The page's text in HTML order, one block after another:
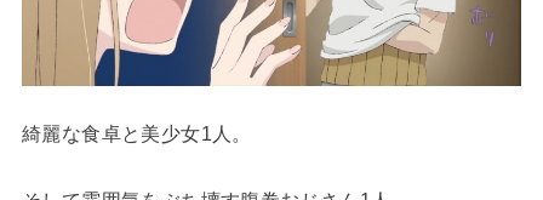
綺麗な食卓と美少女1人。